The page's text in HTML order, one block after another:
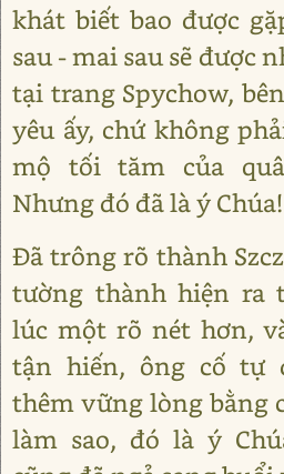
khát biết bao được
sau - mai sau sẽ được
tại trang Spychow,
yêu ấy, chứ không
mộ tối tăm của
Nhưng đó đã là ý
Đã trông rõ thành
tường thành hiện ra
lúc một rõ nét hơn,
tận hiến, ông cố tự
thêm vững lòng bằng
làm sao, đó là ý